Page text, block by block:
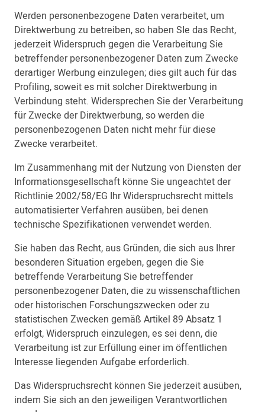
Werden personenbezogene Daten verarbeitet, um
Direktwerbung zu betreiben, so haben SIe das Recht,
jederzeit Widerspruch gegen die Verarbeitung Sie
betreffender personenbezogener Daten zum Zwecke
derartiger Werbung einzulegen; dies gilt auch für das
Profiling, soweit es mit solcher Direktwerbung in
Verbindung steht. Widersprechen Sie der Verarbeitung
für Zwecke der Direktwerbung, so werden die
personenbezogenen Daten nicht mehr für diese
Zwecke verarbeitet.
Im Zusammenhang mit der Nutzung von Diensten der
Informationsgesellschaft könne Sie ungeachtet der
Richtlinie 2002/58/EG Ihr Widerspruchsrecht mittels
automatisierter Verfahren ausüben, bei denen
technische Spezifikationen verwendet werden.
Sie haben das Recht, aus Gründen, die sich aus Ihrer
besonderen Situation ergeben, gegen die Sie
betreffende Verarbeitung Sie betreffender
personenbezogener Daten, die zu wissenschaftlichen
oder historischen Forschungszwecken oder zu
statistischen Zwecken gemäß Artikel 89 Absatz 1
erfolgt, Widerspruch einzulegen, es sei denn, die
Verarbeitung ist zur Erfüllung einer im öffentlichen
Interesse liegenden Aufgabe erforderlich.
Das Widerspruchsrecht können Sie jederzeit ausüben,
indem Sie sich an den jeweiligen Verantwortlichen